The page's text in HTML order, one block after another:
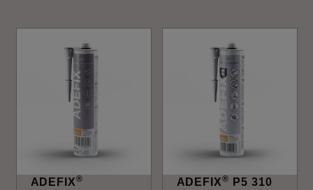
ADEFIX® ADEFIX®
P5 310